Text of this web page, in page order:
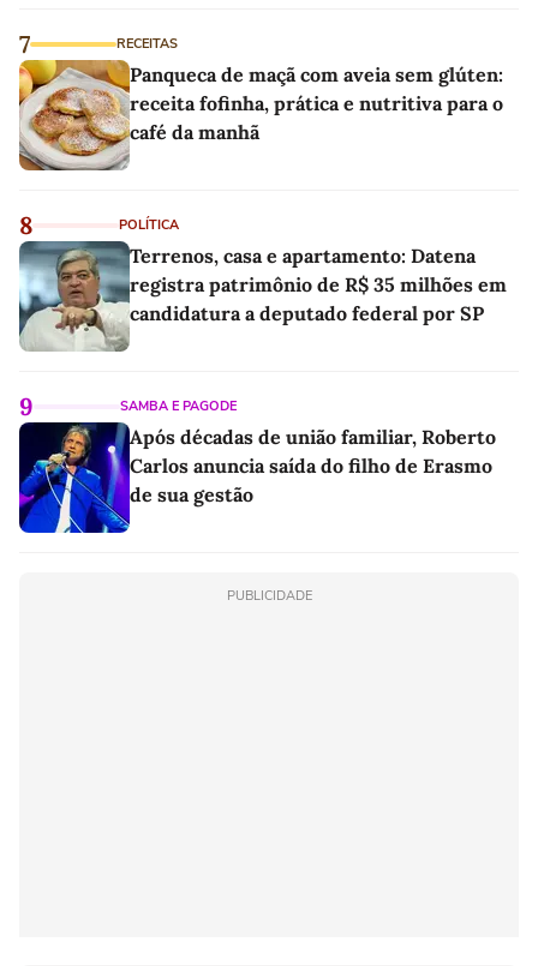
7 RECEITAS
Panqueca de maçã com aveia sem glúten:
receita fofinha, prática e nutritiva para o
café da manhã
8 POLÍTICA
Terrenos, casa e apartamento: Datena
registra patrimônio de R$ 35 milhões em
candidatura a deputado federal por SP
9 SAMBA E PAGODE
Após décadas de união familiar, Roberto
Carlos anuncia saída do filho de Erasmo
de sua gestão
PUBLICIDADE